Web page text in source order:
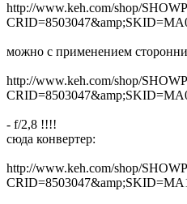
http://www.keh.com/shop/
можно с применением
http://www.keh.com/shop/
- f/2,8 !!!!
сюда конвертер:
http://www.keh.com/shop/